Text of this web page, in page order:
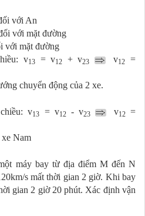
với An
với mặt đường
với mặt đường
v13= v12 + v23 v12
=
chuyển động của 2 xe.
v13 = v12- v23 v12 =
xe Nam
máy bay từ địa điểm M đến N
s mất thời gian 2 giờ. Khi bay
gian 2 giờ 20 phút. Xác định vận